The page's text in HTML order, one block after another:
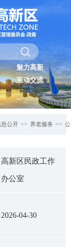
魅力高新
互动交流
公开 >> 养老服务 >> 公
高新区民政工作
办公室
2026-04-30